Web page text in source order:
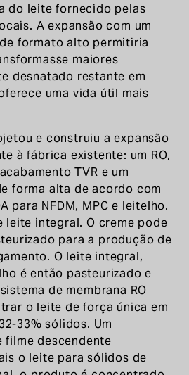
do leite fornecido pelas
A expansão com um
formato alto permitiria
maiores
desnatado restante em
uma vida útil mais
e construiu a expansão
à fábrica existente: um RO,
TVR e um
forma alta de acordo com
para NFDM, MPC e leitelho.
leite integral. O creme pode
para a produção de
O leite integral,
é então pasteurizado e
de membrana RO
o leite de força única em
33% sólidos. Um
filme descendente
o leite para sólidos de